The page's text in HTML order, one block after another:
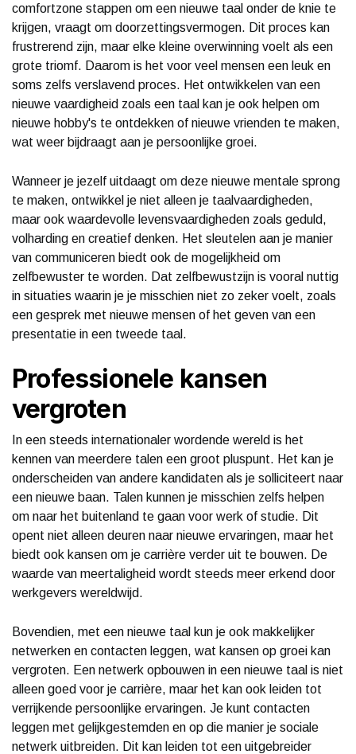
comfortzone stappen om een nieuwe taal onder de knie te
krijgen, vraagt om doorzettingsvermogen. Dit proces kan
frustrerend zijn, maar elke kleine overwinning voelt als een
grote triomf. Daarom is het voor veel mensen een leuk en
soms zelfs verslavend proces. Het ontwikkelen van een
nieuwe vaardigheid zoals een taal kan je ook helpen om
nieuwe hobby's te ontdekken of nieuwe vrienden te maken,
wat weer bijdraagt aan je persoonlijke groei.
Wanneer je jezelf uitdaagt om deze nieuwe mentale sprong
te maken, ontwikkel je niet alleen je taalvaardigheden,
maar ook waardevolle levensvaardigheden zoals geduld,
volharding en creatief denken. Het sleutelen aan je manier
van communiceren biedt ook de mogelijkheid om
zelfbewuster te worden. Dat zelfbewustzijn is vooral nuttig
in situaties waarin je je misschien niet zo zeker voelt, zoals
een gesprek met nieuwe mensen of het geven van een
presentatie in een tweede taal.
Professionele kansen
vergroten
In een steeds internationaler wordende wereld is het
kennen van meerdere talen een groot pluspunt. Het kan je
onderscheiden van andere kandidaten als je solliciteert naar
een nieuwe baan. Talen kunnen je misschien zelfs helpen
om naar het buitenland te gaan voor werk of studie. Dit
opent niet alleen deuren naar nieuwe ervaringen, maar het
biedt ook kansen om je carrière verder uit te bouwen. De
waarde van meertaligheid wordt steeds meer erkend door
werkgevers wereldwijd.
Bovendien, met een nieuwe taal kun je ook makkelijker
netwerken en contacten leggen, wat kansen op groei kan
vergroten. Een netwerk opbouwen in een nieuwe taal is niet
alleen goed voor je carrière, maar het kan ook leiden tot
verrijkende persoonlijke ervaringen. Je kunt contacten
leggen met gelijkgestemden en op die manier je sociale
netwerk uitbreiden. Dit kan leiden tot een uitgebreider